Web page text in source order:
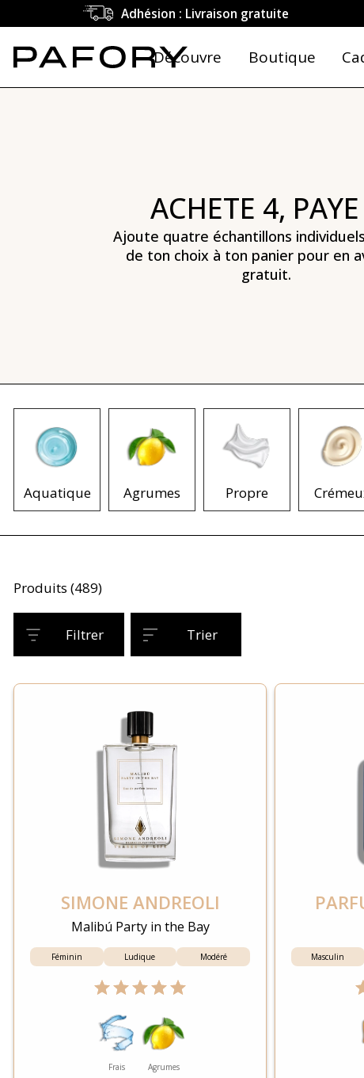
Adhésion : Livraison gratuite
Découvre Boutique
ACHETE 4,
Ajoute quatre échantillons
de ton choix à ton panier pour en
gratuit.
Aquatique Agrumes Propre
Produits (489)
Filtrer Trier
SIMONE ANDREOLI
Malibú Party in the Bay
Féminin Ludique Modéré
Frais Agrumes
Masculin
Parfum de luxe - Parfums de luxe - PAFORY ❤️